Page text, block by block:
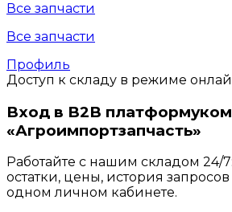
Все запчасти
Все запчасти
Профиль
Доступ к складу в режиме
Вход в B2B платформу
«Агроимпортзапчасть»
Работайте с нашим складом 24/
остатки, цены, история
одном личном кабинете.